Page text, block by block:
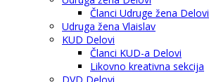
Članci Udruge žena Delovi
Udruga žena Vlaislav
KUD Delovi
Članci KUD-a Delovi
Likovno kreativna sekcija
DVD Delovi